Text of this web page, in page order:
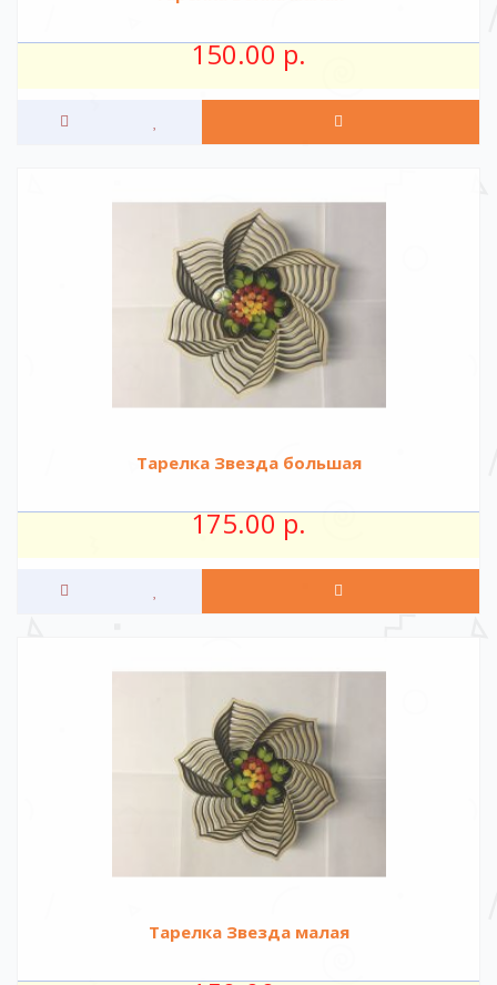
150.00 р.
Тарелка Звезда большая
175.00 р.
Тарелка Звезда малая